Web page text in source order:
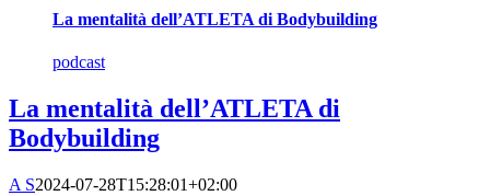
La mentalità dell’ATLETA di Bodybuilding
podcast
La mentalità dell’ATLETA di
Bodybuilding
A S2024-07-28T15:28:01+02:00